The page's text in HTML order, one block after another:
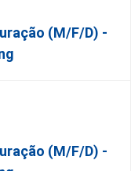
(m/f/d) -
(m/f/d) -